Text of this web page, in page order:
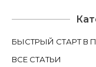
БЫСТРЫЙ СТАРТ В
ВСЕ СТАТЬИ